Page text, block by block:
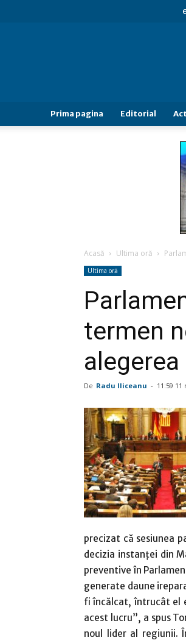
Prima pagina Editorial
Acasă Ultima oră
Ultima oră
termen
De Radu Iliceanu - 11:59 11
precizat că sesiunea
decizia instanţei din
preventive în
generate daune
fi încălcat, întrucât el
acest lucru”, a spus
noul lider al regiunii.